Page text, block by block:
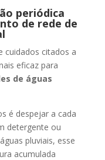
periódica
de rede de
cuidados citados a
eficaz para
de águas
é despejar a cada
detergente ou
pluviais, esse
acumulada